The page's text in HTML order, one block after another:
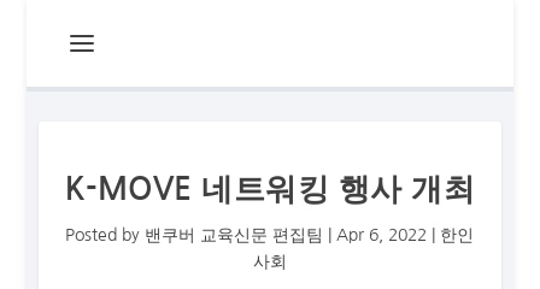
K-MOVE 네트워킹 행사 개최
Posted by 밴쿠버 교육신문 편집팀 Apr 6, 2022
한인
사회